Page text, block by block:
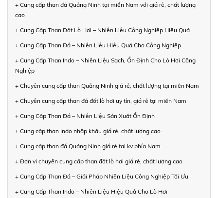
+ Cung cấp than đá Quảng Ninh tại miền Nam với giá rẻ, chất lượng
cao
+ Cung Cấp Than Đốt Lò Hơi – Nhiên Liệu Công Nghiệp Hiệu Quả
+ Cung Cấp Than Đá – Nhiên Liệu Hiệu Quả Cho Công Nghiệp
+ Cung Cấp Than Indo – Nhiên Liệu Sạch, Ổn Định Cho Lò Hơi Công
Nghiệp
+ Chuyên cung cấp than Quảng Ninh giá rẻ, chất lượng tại miền Nam
+ Chuyên cung cấp than đá đốt lò hơi uy tín, giá rẻ tại miền Nam
+ Cung Cấp Than Đá – Nhiên Liệu Sản Xuất Ổn Định
+ Cung cấp than Indo nhập khẩu giá rẻ, chất lượng cao
+ Cung cấp than đá Quảng Ninh giá rẻ tại kv phía Nam
+ Đơn vị chuyên cung cấp than đốt lò hơi giá rẻ, chất lượng cao
+ Cung Cấp Than Đá – Giải Pháp Nhiên Liệu Công Nghiệp Tối Ưu
+ Cung Cấp Than Indo – Nhiên Liệu Hiệu Quả Cho Lò Hơi